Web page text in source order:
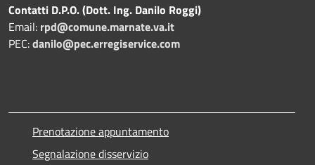
Contatti D.P.O. (Dott. Ing. Danilo Roggi)
Email: rpd@comune.marnate.va.it
PEC:danilo@pec.erregiservice.com
Prenotazione appuntamento
Segnalazione disservizio